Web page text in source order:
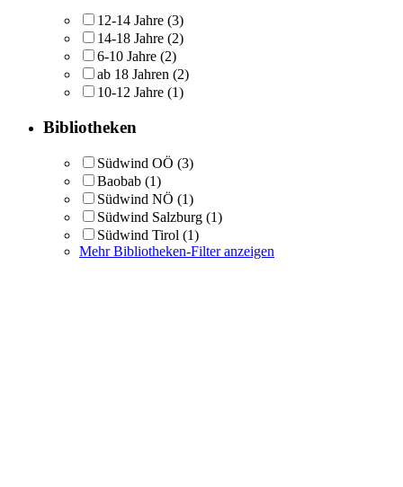
12-14 Jahre (3)
14-18 Jahre (2)
6-10 Jahre (2)
ab 18 Jahren (2)
10-12 Jahre (1)
Bibliotheken
Südwind OÖ (3)
Baobab (1)
Südwind NÖ (1)
Südwind Salzburg (1)
Südwind Tirol (1)
Mehr Bibliotheken-Filter anzeigen